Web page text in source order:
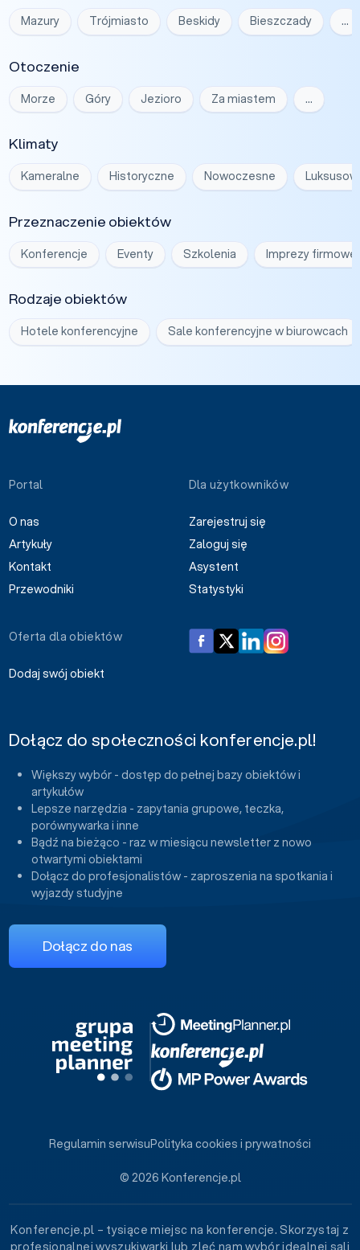
Mazury Trójmiasto Beskidy Bieszczady …
Otoczenie
Morze Góry Jezioro Za miastem …
Klimaty
Kameralne Historyczne Nowoczesne
Przeznaczenie obiektów
Konferencje Eventy Szkolenia Imprezy firmowe
Rodzaje obiektów
Hotele konferencyjne Sale konferencyjne w biurowcach
Portal
O nas
Artykuły
Kontakt
Przewodniki
Dla użytkowników
Zarejestruj się
Zaloguj się
Asystent
Statystyki
Oferta dla obiektów
Dodaj swój obiekt
Dołącz do społeczności konferencje.pl!
Większy wybór - dostęp do pełnej bazy obiektów i
artykułów
Lepsze narzędzia - zapytania grupowe, teczka,
porównywarka i inne
Bądź na bieżąco - raz w miesiącu newsletter z nowo
otwartymi obiektami
Dołącz do profesjonalistów - zaproszenia na spotkania i
wyjazdy studyjne
Dołącz do nas
© 2026 Konferencje.pl
Regulamin serwisuPolityka cookies i prywatności
Konferencje.pl – tysiące miejsc na konferencje. Skorzystaj z